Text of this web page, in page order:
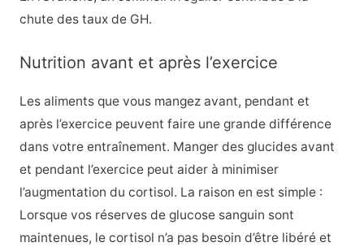
chute des taux de GH.
Nutrition avant et après l’exercice
Les aliments que vous mangez avant, pendant et
après l’exercice peuvent faire une grande différence
dans votre entraînement. Manger des glucides avant
et pendant l’exercice peut aider à minimiser
l’augmentation du cortisol. La raison en est simple :
Lorsque vos réserves de glucose sanguin sont
maintenues, le cortisol n’a pas besoin d’être libéré et